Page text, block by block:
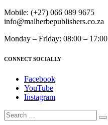
Mobile: (+27) 066 089 9675
info@malherbepublishers.co.za
Monday – Friday: 08:00 – 17:00
CONNECT SOCIALLY
Facebook
YouTube
Instagram